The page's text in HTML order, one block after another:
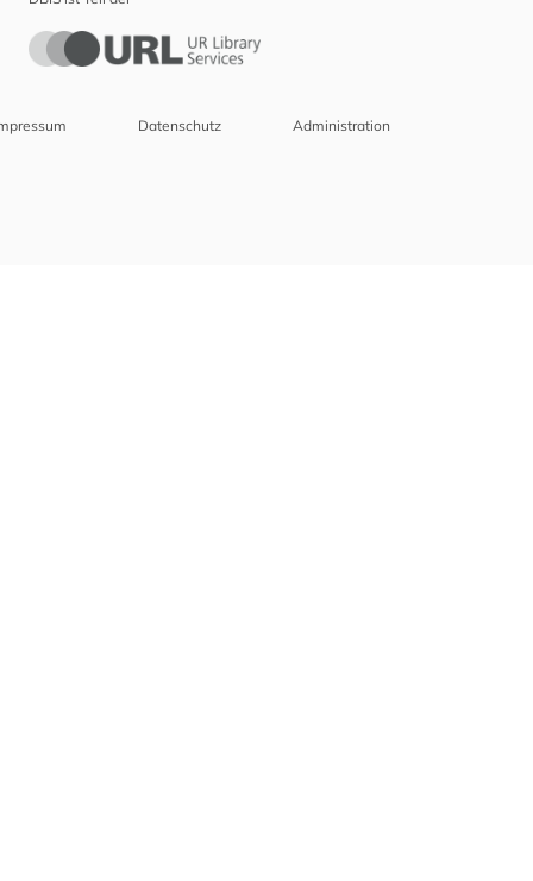
Datenschutz Administration